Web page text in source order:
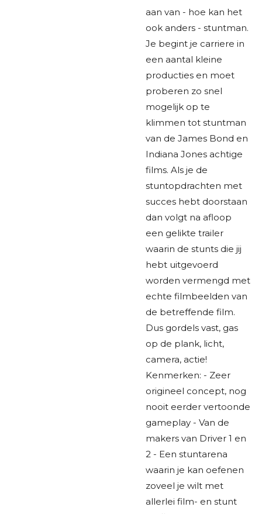
aan van - hoe kan het
ook anders - stuntman.
Je begint je carriere in
een aantal kleine
producties en moet
proberen zo snel
mogelijk op te
klimmen tot stuntman
van de James Bond en
Indiana Jones achtige
films. Als je de
stuntopdrachten met
succes hebt doorstaan
dan volgt na afloop
een gelikte trailer
waarin de stunts die jij
hebt uitgevoerd
worden vermengd met
echte filmbeelden van
de betreffende film.
Dus gordels vast, gas
op de plank, licht,
camera, actie!
Kenmerken: - Zeer
origineel concept, nog
nooit eerder vertoonde
gameplay - Van de
makers van Driver 1 en
2 - Een stuntarena
waarin je kan oefenen
zoveel je wilt met
allerlei film- en stunt